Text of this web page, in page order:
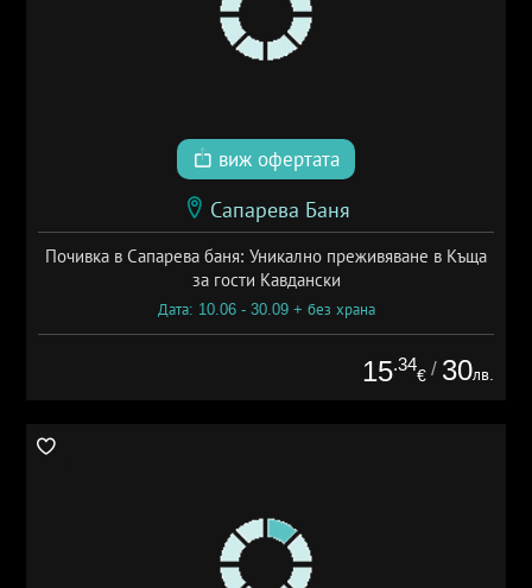
виж офертата
Сапарева Баня
Почивка в Сапарева баня: Уникално преживяване в Къща
за гости Кавдански
Дата: 10.06 - 30.09 + без храна
15.34
€ / 30лв.